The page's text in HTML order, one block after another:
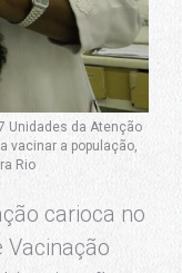
Unidades da Atenção
vacinar a população,
Rio
carioca no
Vacinação